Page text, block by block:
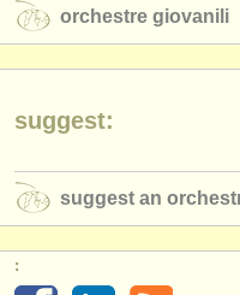
orchestre giovanili
suggest:
suggest an
: